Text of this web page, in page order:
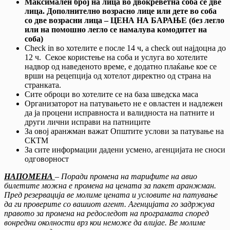
Максимален број на лица во двокреветна соба се две
лица. Дополнително возрасно лице или дете во соба
со две возрасни лица – ЦЕНА НА БАРАЊЕ (без легло
или на помошно легло се намалува комодитет на
соба)
Check in во хотелите е после 14 ч, a check out најдоцна до
12 ч. Секое користење на соба и услуга во хотелите
надвор од наведеното време, е додатно плаќање кое се
врши на рецепција од хотелот директно од страна на
странката.
Сите оброци во хотелите се на база шведска маса
Организаторот на патувањето не е овластен и надлежен
да ја процени исправноста и валидноста на патните и
други лични исправи на патниците
За овој аранжман важат Општите услови за патување на
СКТМ
За сите информации дадени усмено, агенцијата не сноси
одговорност
НАПОМЕНА – Поради промена на тарифите на авио
билетите можна е промена на цената за пакет аранжман.
Пред резервација ве молиме цената и условите на патување
да ги проверите со вашиот агент. Агенцијата го задржува
правото за промена на редоследот на програмата според
вонредни околности врз кои неможе да влијае. Ве молиме